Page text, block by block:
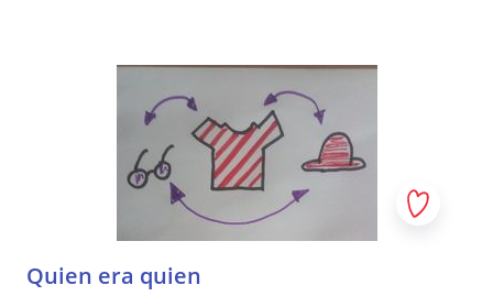
Quien era quien